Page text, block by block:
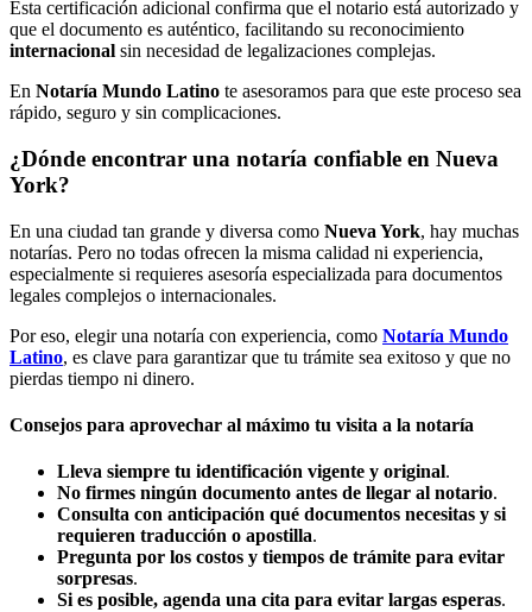
Esta certificación adicional confirma que el notario está autorizado y
que el documento es auténtico, facilitando su reconocimiento
internacional sin necesidad de legalizaciones complejas.
En Notaría Mundo Latino te asesoramos para que este proceso sea
rápido, seguro y sin complicaciones.
¿Dónde encontrar una notaría confiable en Nueva
York?
En una ciudad tan grande y diversa como Nueva York, hay muchas
notarías. Pero no todas ofrecen la misma calidad ni experiencia,
especialmente si requieres asesoría especializada para documentos
legales complejos o internacionales.
Por eso, elegir una notaría con experiencia, como Notaría Mundo
Latino, es clave para garantizar que tu trámite sea exitoso y que no
pierdas tiempo ni dinero.
Consejos para aprovechar al máximo tu visita a la notaría
Lleva siempre tu identificación vigente y original.
No firmes ningún documento antes de llegar al notario.
Consulta con anticipación qué documentos necesitas y si
requieren traducción o apostilla.
Pregunta por los costos y tiempos de trámite para evitar
sorpresas.
Si es posible, agenda una cita para evitar largas esperas.